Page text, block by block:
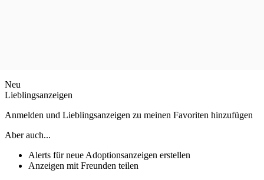
Neu
Lieblingsanzeigen
Anmelden und Lieblingsanzeigen zu meinen Favoriten hinzufügen
Aber auch...
Alerts für neue Adoptionsanzeigen erstellen
Anzeigen mit Freunden teilen